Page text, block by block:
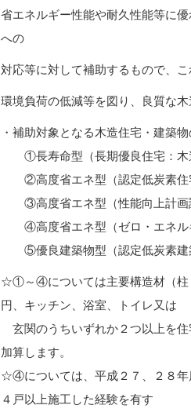
省エネルギー性能や耐久性能等に
への
対応等に対して補助するもので、
環境負荷の低減等を図り、良質な
・補助対象となる木造住宅・建築
①長寿命型（長期優
②高度省エネ型（認定
③高度省エネ型（性能向
④高度省エネ型（ゼロ・エネ
⑤優良建築物型（認定低炭素
☆①～④については主要構造材（柱
円、キッチン、浴室、トイレ又は
玄関のうちいずれか２つ以上を
加算します。
☆④については、平成２７、２８年
４戸以上施工した経験を有す